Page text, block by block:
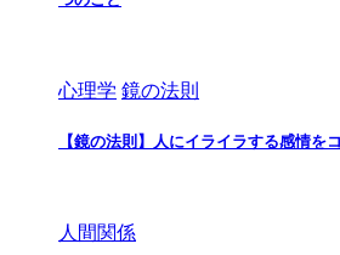
心理学 鏡の法則
【鏡の法則】人にイライラする感情を
人間関係